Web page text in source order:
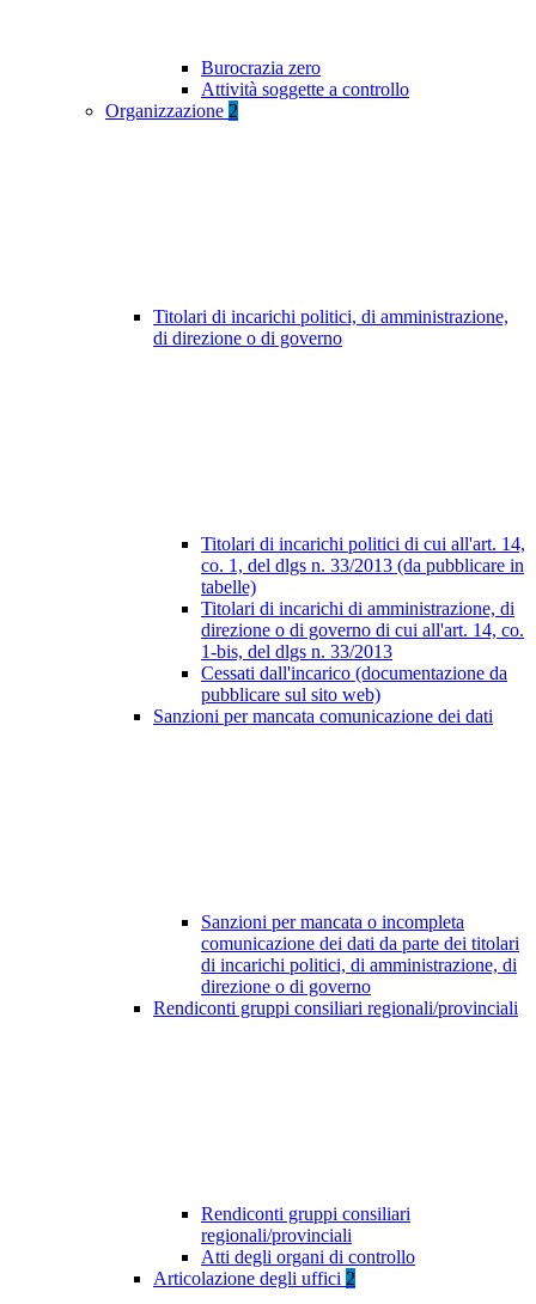
Burocrazia zero
Attività soggette a controllo
Organizzazione 2
Titolari di incarichi politici, di amministrazione,
di direzione o di governo
Titolari di incarichi politici di cui all'art. 14,
co. 1, del dlgs n. 33/2013 (da pubblicare in
tabelle)
Titolari di incarichi di amministrazione, di
direzione o di governo di cui all'art. 14, co.
1-bis, del dlgs n. 33/2013
Cessati dall'incarico (documentazione da
pubblicare sul sito web)
Sanzioni per mancata comunicazione dei dati
Sanzioni per mancata o incompleta
comunicazione dei dati da parte dei titolari
di incarichi politici, di amministrazione, di
direzione o di governo
Rendiconti gruppi consiliari regionali/provinciali
Rendiconti gruppi consiliari
regionali/provinciali
Atti degli organi di controllo
Articolazione degli uffici 2